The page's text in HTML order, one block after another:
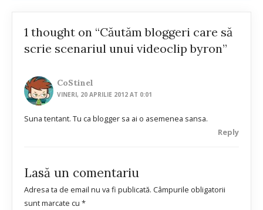
1 thought on “Căutăm bloggeri care să
scrie scenariul unui videoclip byron”
CoStinel
VINERI, 20 APRILIE 2012 AT 0:01
Suna tentant. Tu ca blogger sa ai o asemenea sansa.
Reply
Lasă un comentariu
Adresa ta de email nu va fi publicată. Câmpurile obligatorii
sunt marcate cu *